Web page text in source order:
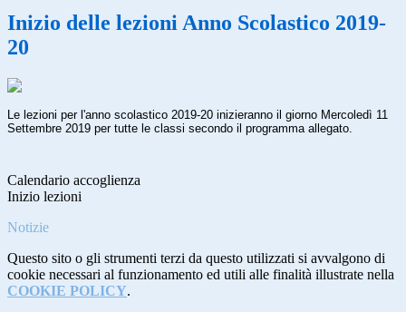
Inizio delle lezioni Anno Scolastico 2019-
20
Le lezioni per l'anno scolastico 2019-20 inizieranno il giorno Mercoledì 11
Settembre 2019 per tutte le classi secondo il programma allegato.
Calendario accoglienza
Inizio lezioni
Notizie
Questo sito o gli strumenti terzi da questo utilizzati si avvalgono di
cookie necessari al funzionamento ed utili alle finalità illustrate nella
COOKIE POLICY.